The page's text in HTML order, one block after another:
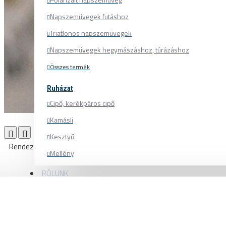
Napszemüvegek futáshoz
Triatlonos napszemüvegek
Napszemüvegek hegymászáshoz, túrázáshoz
Összes termék
Ruházat
Cipő, kerékpáros cipő
Kamásli
Kesztyű
Mellény
Mez
RÓLUNK
Termék összehasonlítás
Rendezés: